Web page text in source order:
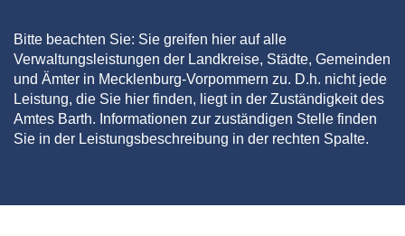
Bitte beachten Sie: Sie greifen hier auf alle
Verwaltungsleistungen der Landkreise, Städte, Gemeinden
und Ämter in Mecklenburg-Vorpommern zu. D.h. nicht jede
Leistung, die Sie hier finden, liegt in der Zuständigkeit des
Amtes Barth. Informationen zur zuständigen Stelle finden
Sie in der Leistungsbeschreibung in der rechten Spalte.